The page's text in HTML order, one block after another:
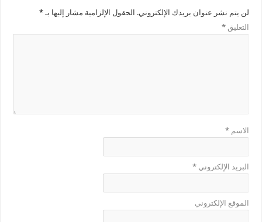
لن يتم نشر عنوان بريدك الإلكتروني. الحقول الإلزامية مشار إليها بـ*
التعليق*
الاسم*
البريد الإلكتروني*
الموقع الإلكتروني